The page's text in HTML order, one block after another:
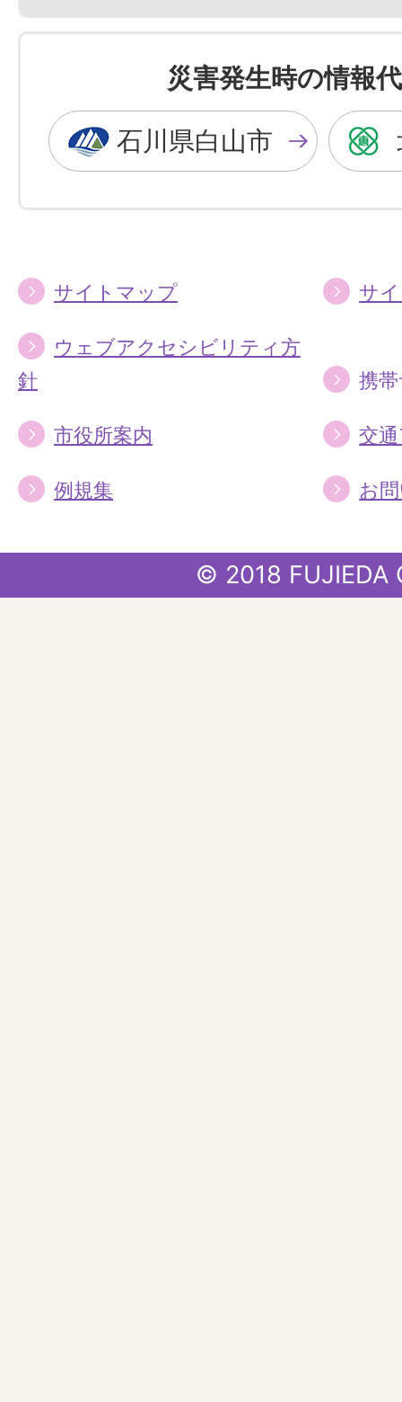
色
を
黒
色
に
色
を
青
色
に
災害発生時の情報
石川県白山市
サイトマップ サ
ウェブアクセシビリティ方
針
携
市役所案内 交
例規集 お
© 2018 FUJIEDA